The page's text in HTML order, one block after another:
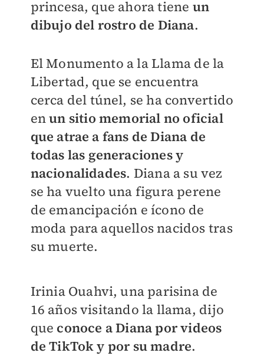
princesa, que ahora tiene un
dibujo del rostro de Diana.
El Monumento a la Llama de la
Libertad, que se encuentra
cerca del túnel, se ha convertido
enun sitio memorial no oficial
que atrae a fans de Diana de
todas las generaciones y
nacionalidades. Diana a su vez
se ha vuelto una figura perene
de emancipación e ícono de
moda para aquellos nacidos tras
su muerte.
Irinia Ouahvi, una parisina de
16 años visitando la llama, dijo
que conoce a Diana por videos
de TikTok y por su madre.